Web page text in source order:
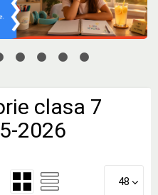
clasa 7
2026
48